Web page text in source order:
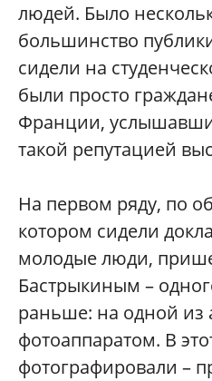
людей. Было
большинство
сидели на
были просто
Франции,
такой репутацией
На первом ряду, по
котором сидели
молодые люди,
Бастрыкиным –
раньше: на одной из
фотоаппаратом. В
фотографировали –